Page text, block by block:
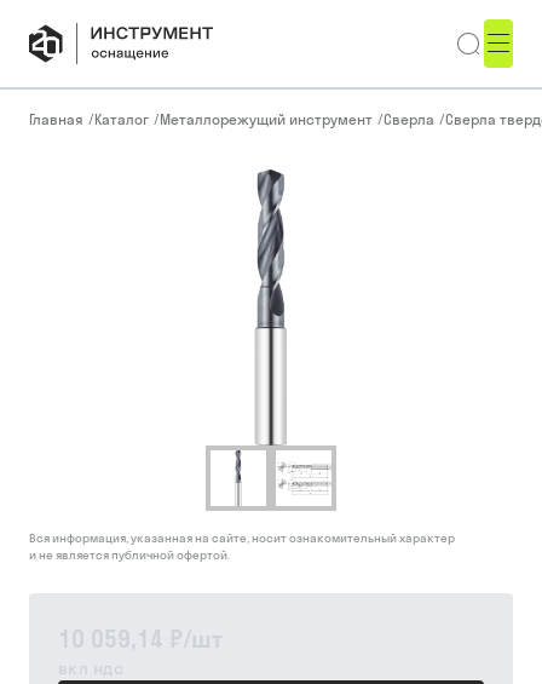
Главная /Каталог /Металлорежущий инструмент /Сверла /Сверла
10 059,14 ₽/шт
вкл ндс
Вся информация, указанная на сайте, носит ознакомительный характер
и не является публичной офертой.